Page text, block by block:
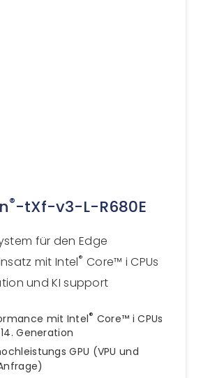
®-tXf-v3-L-R680E
für den Edge
mit Intel® Core™ i CPUs
und KI support
mit Intel® Core™ i CPUs
Generation
GPU (VPU und